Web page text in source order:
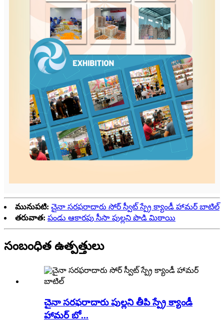
మునుపటి: చైనా సరఫరాదారు సోర్ స్వీట్ స్ప్రే క్యాండీ హామర్ బాటిల్
తరువాత: పండు ఆకారపు సీసా పుల్లని పొడి మిఠాయి
సంబంధిత ఉత్పత్తులు
చైనా సరఫరాదారు పుల్లని తీపి స్ప్రే క్యాండీ
హామర్ బో...